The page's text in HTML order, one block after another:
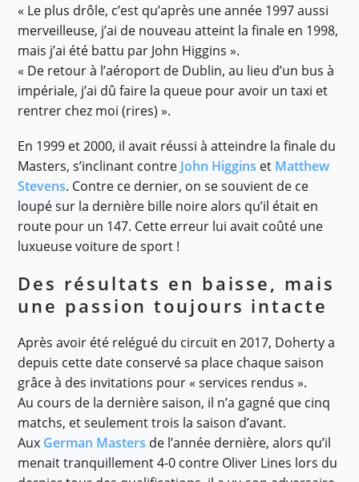
« Le plus drôle, c’est qu’après une année 1997 aussi
merveilleuse, j’ai de nouveau atteint la finale en 1998,
mais j’ai été battu par John Higgins ».
« De retour à l’aéroport de Dublin, au lieu d’un bus à
impériale, j’ai dû faire la queue pour avoir un taxi et
rentrer chez moi (rires) ».
En 1999 et 2000, il avait réussi à atteindre la finale du
Masters, s’inclinant contre John Higgins et Matthew
Stevens. Contre ce dernier, on se souvient de ce
loupé sur la dernière bille noire alors qu’il était en
route pour un 147. Cette erreur lui avait coûté une
luxueuse voiture de sport !
Des résultats en baisse, mais
une passion toujours intacte
Après avoir été relégué du circuit en 2017, Doherty a
depuis cette date conservé sa place chaque saison
grâce à des invitations pour « services rendus ».
Au cours de la dernière saison, il n’a gagné que cinq
matchs, et seulement trois la saison d’avant.
Aux German Masters de l’année dernière, alors qu’il
menait tranquillement 4-0 contre Oliver Lines lors du